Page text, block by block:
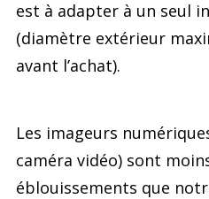
est à adapter à un seul
(diamètre extérieur
avant l’achat).
Les imageurs
caméra vidéo) sont
éblouissements que